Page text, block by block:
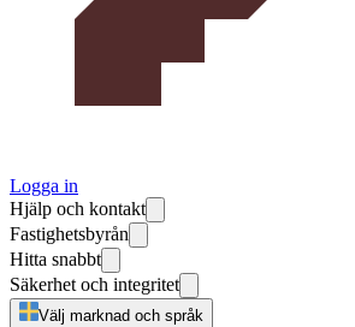
Logga in
Hjälp och kontakt
Fastighetsbyrån
Hitta snabbt
Säkerhet och integritet
Välj marknad och språk